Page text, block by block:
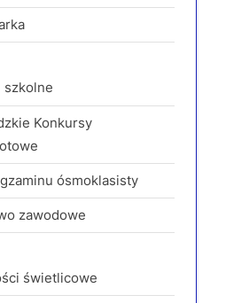
szkolne
Konkursy
ósmoklasisty
zawodowe
świetlicowe